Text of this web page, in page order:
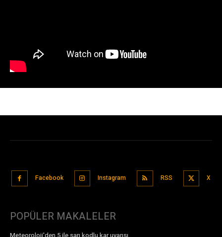
Facebook Instagram RSS X
POPÜLER MAKALELER